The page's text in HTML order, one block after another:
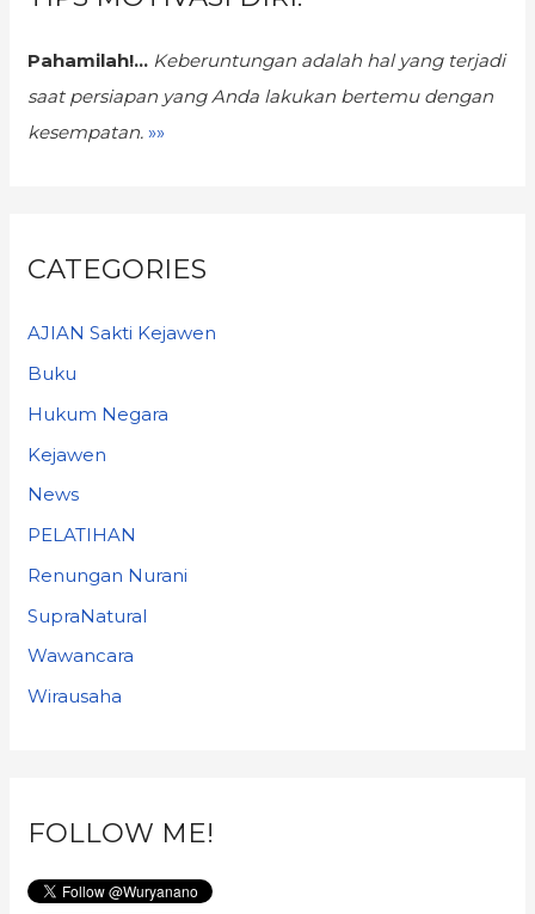
Pahamilah!... Keberuntungan adalah hal yang terjadi
saat persiapan yang Anda lakukan bertemu dengan
kesempatan. »»
CATEGORIES
AJIAN Sakti Kejawen
Buku
Hukum Negara
Kejawen
News
PELATIHAN
Renungan Nurani
SupraNatural
Wawancara
Wirausaha
FOLLOW ME!